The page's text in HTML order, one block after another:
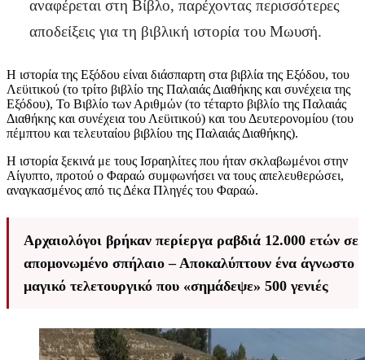
αναφέρεται στη Βίβλο, παρέχοντας περισσότερες
αποδείξεις για τη βιβλική ιστορία του Μωυσή.
H ιστορία της Εξόδου είναι διάσπαρτη στα βιβλία της Εξόδου, του
Λεϋιτικού (το τρίτο βιβλίο της Παλαιάς Διαθήκης και συνέχεια της
Εξόδου), Το Βιβλίο των Αριθμών (το τέταρτο βιβλίο της Παλαιάς
Διαθήκης και συνέχεια του Λεϋιτικού) και του Δευτερονομίου (του
πέμπτου και τελευταίου βιβλίου της Παλαιάς Διαθήκης).
Η ιστορία ξεκινά με τους Ισραηλίτες που ήταν σκλαβωμένοι στην
Αίγυπτο, προτού ο Φαραώ συμφωνήσει να τους απελευθερώσει,
αναγκασμένος από τις Δέκα Πληγές του Φαραώ.
Αρχαιολόγοι βρήκαν περίεργα ραβδιά 12.000 ετών σε
απομονωμένο σπήλαιο – Αποκαλύπτουν ένα άγνωστο
μαγικό τελετουργικό που «σημάδεψε» 500 γενιές